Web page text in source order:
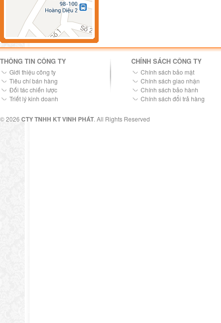
THÔNG TIN CÔNG TY
Giới thiệu công ty
Tiêu chí bán hàng
Đối tác chiến lược
Triết lý kinh doanh
CHÍNH SÁCH CÔNG TY
Chính sách bảo mật
Chính sách giao nhận
Chính sách bảo hành
Chính sách đổi trả hàng
© 2026 CTY TNHH KT VINH PHÁT. All Rights Reserved